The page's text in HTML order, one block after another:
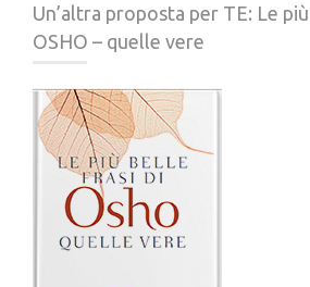
Un’altra proposta per TE: Le
OSHO – quelle vere